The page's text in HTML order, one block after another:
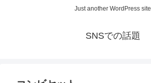
Just another WordPress site
SNSでの話題